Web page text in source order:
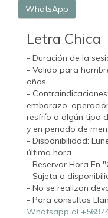
WhatsApp
Letra Chica
- Duración de la
- Valido para
años.
-
embarazo,
resfrío o algún tipo
y en periodo de
- Disponibilidad:
última hora.
- Reservar Hora En
- Sujeta a
- No se realizan
- Para consultas
Whatsapp al